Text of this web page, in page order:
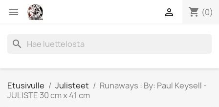
 shopping_cart (0)

search
Etusivulle Julisteet
Runaways : By: Paul Keysell -
JULISTE 30 cm x 41 cm